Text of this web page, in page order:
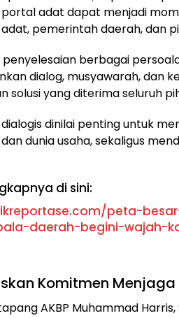
adat dapat menjadi
pemerintah daerah, dan
penyelesaian berbagai
dialog, musyawarah, dan
solusi yang diterima seluruh
dinilai penting untuk
dunia usaha, sekaligus
di sini:
peta-
daerah-begini-wajah-
Komitmen
AKBP Muhammad Harris,